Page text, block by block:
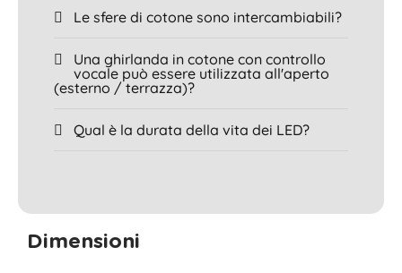
Le sfere di cotone sono intercambiabili?
Una ghirlanda in cotone con controllo
vocale può essere utilizzata all'aperto
(esterno / terrazza)?
Qual è la durata della vita dei LED?
Dimensioni